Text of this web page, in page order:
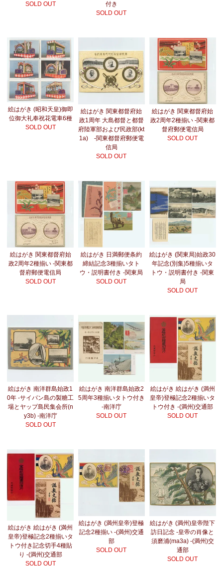
SOLD OUT
付き
SOLD OUT
絵はがき (昭和天皇)御即
位御大礼奉祝花電車6種
SOLD OUT
絵はがき 関東都督府始
政1周年 大島都督と都督
府陸軍部および民政部(kt
1a) -関東都督府郵便電
信局
SOLD OUT
絵はがき 関東都督府始
政2周年2種揃い -関東都
督府郵便電信局
SOLD OUT
絵はがき 関東都督府始
政2周年2種揃い -関東都
督府郵便電信局
SOLD OUT
絵はがき 日満郵便条約
締結記念3種揃いタト
ウ・説明書付き -関東局
SOLD OUT
絵はがき (関東局)始政30
年記念(別集)5種揃いタ
トウ・説明書付き -関東
局
SOLD OUT
絵はがき 南洋群島始政1
0年 -サイパン島の製糖工
場とヤップ島民集会所(n
y3b) -南洋庁
SOLD OUT
絵はがき 南洋群島始政2
5周年3種揃いタトウ付き
-南洋庁
SOLD OUT
絵はがき 絵はがき (満州
皇帝)登極記念2種揃いタ
トウ付き -(満州)交通部
SOLD OUT
絵はがき 絵はがき (満州
皇帝)登極記念2種揃いタ
トウ付き記念切手4種貼
り -(満州)交通部
SOLD OUT
絵はがき (満州皇帝)登極
記念2種揃い -(満州)交通
部
SOLD OUT
絵はがき (満州)皇帝陛下
訪日記念 -皇帝の肖像と
須磨浦(ma3a) -(満州)交
通部
SOLD OUT